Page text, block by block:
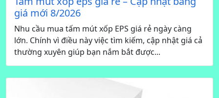
giá mới 8/2026
Nhu cầu mua tấm mút xốp EPS giá rẻ ngày càng
lớn. Chính vì điều này việc tìm kiếm, cập nhật giá cả
thường xuyên giúp bạn nắm bắt được...